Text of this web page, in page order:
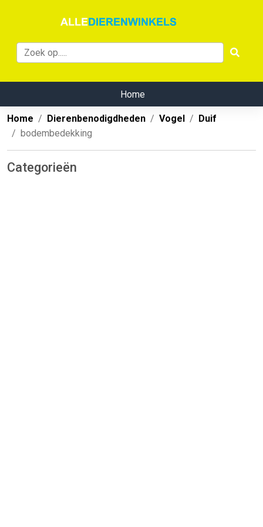
Home
Home Dierenbenodigdheden Vogel
Duif
bodembedekking
Categorieën